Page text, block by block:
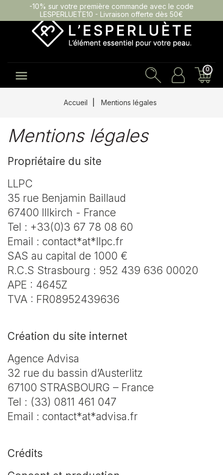
 0
Accueil Mentions légales
Mentions légales
Propriétaire du site
LLPC
35 rue Benjamin Baillaud
67400 Illkirch - France
Tel : +33(0)3 67 78 08 60
Email : contact*at*llpc.fr
SAS au capital de 1000 €
R.C.S Strasbourg : 952 439 636 00020
APE : 4645Z
TVA : FR08952439636
Création du site internet
Agence Advisa
32 rue du bassin d’Austerlitz
67100 STRASBOURG – France
Tel : (33) 0811 461 047
Email : contact*at*advisa.fr
Crédits
-10% sur votre première commande avec le code
LESPERLUETE10 - Livraison offerte dès 50€